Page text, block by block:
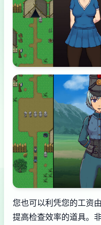
您也可以利凭您的工资
提高检查效率的道具。